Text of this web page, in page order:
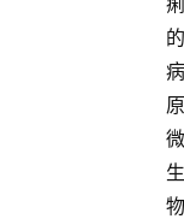
的
病
原
微
生
物